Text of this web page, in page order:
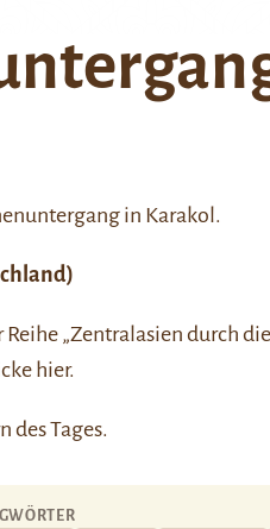
in Karakol.
Reihe „Zentralasien durch
hier.
des Tages.